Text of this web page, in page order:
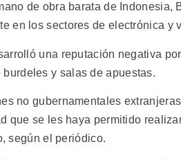
de obra barata de Indonesia,
en los sectores de electrónica y
una reputación negativa
y salas de apuestas.
no gubernamentales
que se les haya permitido
según el periódico.